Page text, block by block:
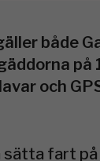
både
på
och
fart